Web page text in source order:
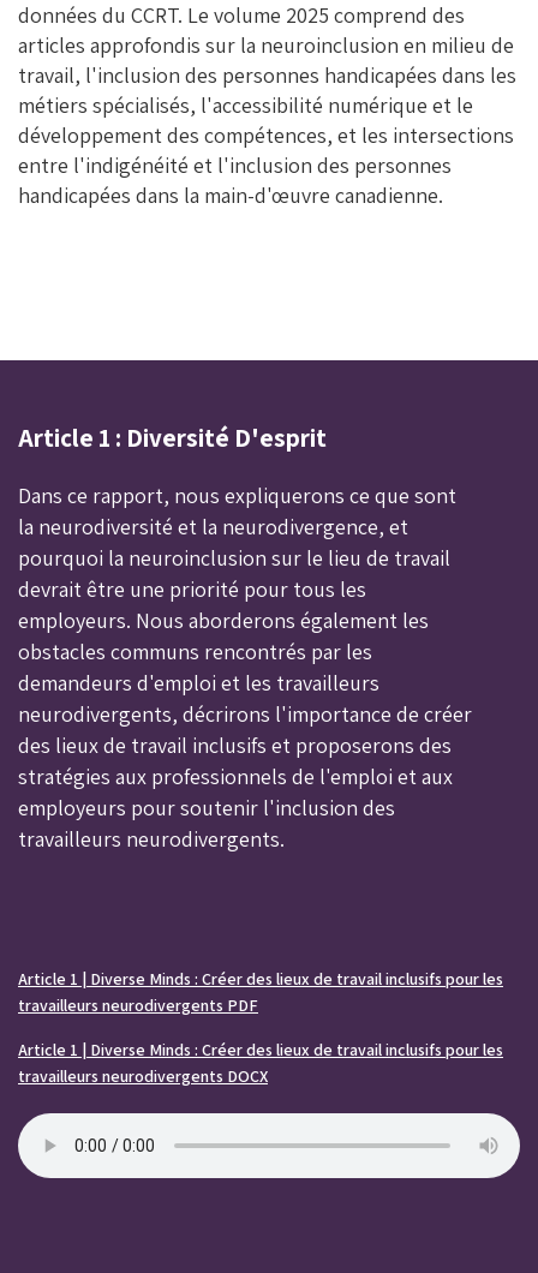
données du CCRT. Le volume 2025 comprend des
articles approfondis sur la neuroinclusion en milieu de
travail, l'inclusion des personnes handicapées dans les
métiers spécialisés, l'accessibilité numérique et le
développement des compétences, et les intersections
entre l'indigénéité et l'inclusion des personnes
handicapées dans la main-d'œuvre canadienne.
Article 1 : Diversité D'esprit
Dans ce rapport, nous expliquerons ce que sont
la neurodiversité et la neurodivergence, et
pourquoi la neuroinclusion sur le lieu de travail
devrait être une priorité pour tous les
employeurs. Nous aborderons également les
obstacles communs rencontrés par les
demandeurs d'emploi et les travailleurs
neurodivergents, décrirons l'importance de créer
des lieux de travail inclusifs et proposerons des
stratégies aux professionnels de l'emploi et aux
employeurs pour soutenir l'inclusion des
travailleurs neurodivergents.
Article 1 | Diverse Minds : Créer des lieux de travail inclusifs pour les
travailleurs neurodivergents PDF
Article 1 | Diverse Minds : Créer des lieux de travail inclusifs pour les
travailleurs neurodivergents DOCX